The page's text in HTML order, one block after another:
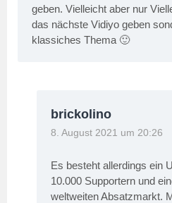
geben. Vielleicht aber nur
das nächste Vidiyo geben
klassiches Thema 🙂
brickolino
8. August 2021 um 20:26
Es besteht allerdings ein
10.000 Supportern und
weltweiten Absatzmarkt.